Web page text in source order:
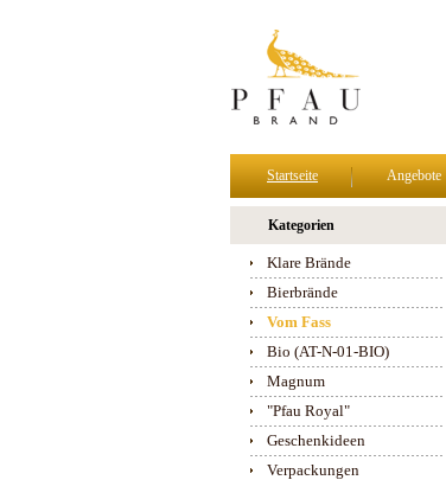
Startseite Angebote
Kategorien
Klare Brände
Bierbrände
Vom Fass
Bio (AT-N-01-BIO)
Magnum
"Pfau Royal"
Geschenkideen
Verpackungen